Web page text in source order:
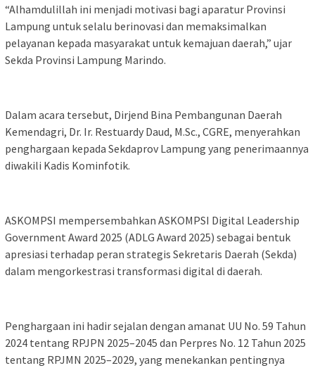
“Alhamdulillah ini menjadi motivasi bagi aparatur Provinsi
Lampung untuk selalu berinovasi dan memaksimalkan
pelayanan kepada masyarakat untuk kemajuan daerah,” ujar
Sekda Provinsi Lampung Marindo.
Dalam acara tersebut, Dirjend Bina Pembangunan Daerah
Kemendagri, Dr. Ir. Restuardy Daud, M.Sc., CGRE, menyerahkan
penghargaan kepada Sekdaprov Lampung yang penerimaannya
diwakili Kadis Kominfotik.
ASKOMPSI mempersembahkan ASKOMPSI Digital Leadership
Government Award 2025 (ADLG Award 2025) sebagai bentuk
apresiasi terhadap peran strategis Sekretaris Daerah (Sekda)
dalam mengorkestrasi transformasi digital di daerah.
Penghargaan ini hadir sejalan dengan amanat UU No. 59 Tahun
2024 tentang RPJPN 2025–2045 dan Perpres No. 12 Tahun 2025
tentang RPJMN 2025–2029, yang menekankan pentingnya